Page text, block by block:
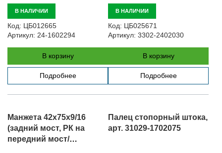
В НАЛИЧИИ
Код: ЦБ012665
Артикул: 24-1602294
В корзину
Подробнее
В НАЛИЧИИ
Код: ЦБ025671
Артикул: 3302-2402030
В корзину
Подробнее
Манжета 42х75х9/16
(задний мост, РК на
передний мост/
Палец стопорный штока,
арт. 31029-1702075